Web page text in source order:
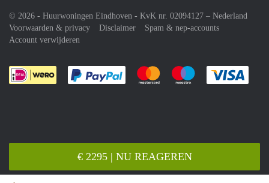
€ 2295 | NU REAGEREN
© 2026 - Huurwoningen Eindhoven - KvK nr. 02094127 – Nederland
Voorwaarden & privacy
Disclaimer
Spam & nep-accounts
Account verwijderen
Je rekent gemakkelijk af met Paypal
Je rekent gemakkelijk af met
Je rekent